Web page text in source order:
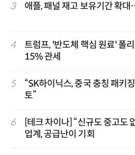
3 애플, 패널 재고 보유기간 확
4
트럼프, '반도체 핵심 원료' 폴
15% 관세
5
“SK하이닉스, 중국 충칭 패키
토”
6
[테크 차이나] “신규도 중고도
업계, 공급난이 기회